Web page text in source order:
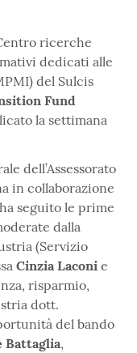
ricerche
dedicati alle
del Sulcis
Fund
la settimana
dell’Assessorato
in collaborazione
seguito le prime
dalla
(Servizio
Cinzia Laconi e
risparmio,
dott.
del bando
Battaglia,